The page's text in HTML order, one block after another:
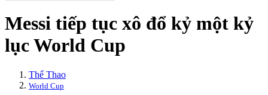
Messi tiếp tục xô đổ kỷ một kỷ
lục World Cup
Thể Thao
World Cup